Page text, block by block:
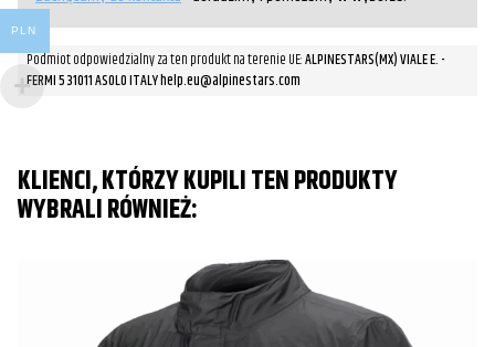
Podmiot odpowiedzialny za ten produkt na terenie UE:ALPINESTARS(MX) VIALE E. -
FERMI 5 31011 ASOLO ITALY help.eu@alpinestars.com
KLIENCI, KTÓRZY KUPILI TEN PRODUKTY
WYBRALI RÓWNIEŻ:
PLN